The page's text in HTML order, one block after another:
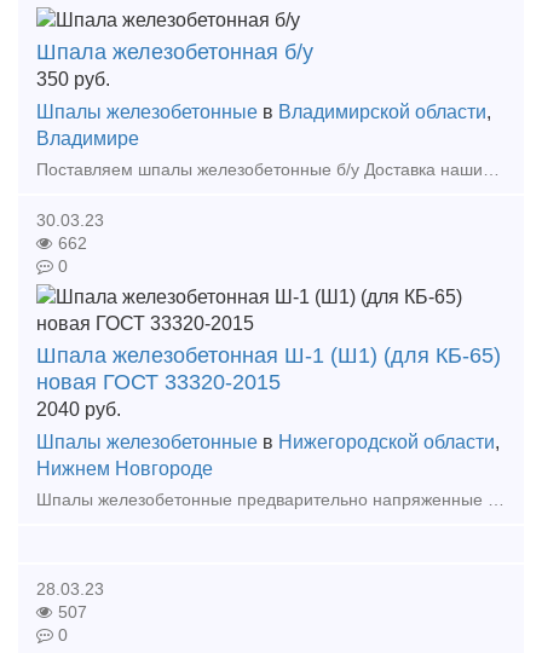
Шпала железобетонная б/у
350 руб.
Шпалы железобетонные в Владимирской области,
Владимире
Поставляем шпалы железобетонные б/у Доставка нашим транспортом до Вашего склада или самовывоз Шпала (полушпала, полушпалки) жб бу, годная для повторной укладки в путь Быстрая отгрузка
30.03.23
662
0
Шпала железобетонная Ш-1 (Ш1) (для КБ-65)
новая ГОСТ 33320-2015
2040 руб.
Шпалы железобетонные в Нижегородской области,
Нижнем Новгороде
Шпалы железобетонные предварительно напряженные под скр
28.03.23
507
0